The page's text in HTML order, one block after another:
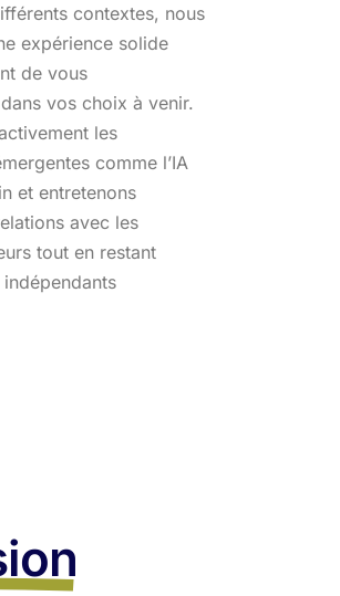
contextes, nous
expérience solide
de vous
vos choix à venir.
les
comme l’IA
et entretenons
avec les
tout en restant